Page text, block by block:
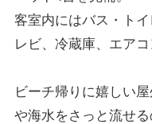
客室内にはバス・ト
レビ、冷蔵庫、エア
ビーチ帰りに嬉しい
や海水をさっと流せる